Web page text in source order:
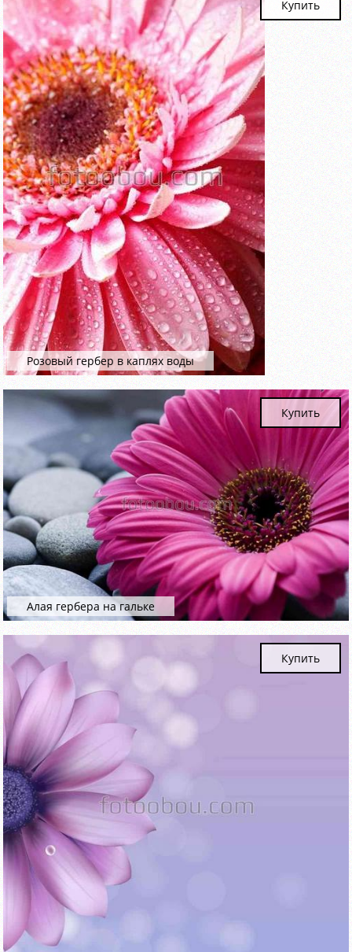
Розовый гербер в каплях воды
Купить
Алая гербера на гальке
Купить
Купить